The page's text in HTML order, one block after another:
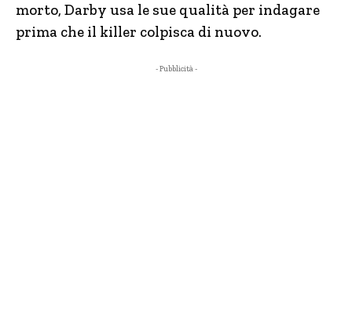
morto, Darby usa le sue qualità per indagare
prima che il killer colpisca di nuovo.
- Pubblicità -